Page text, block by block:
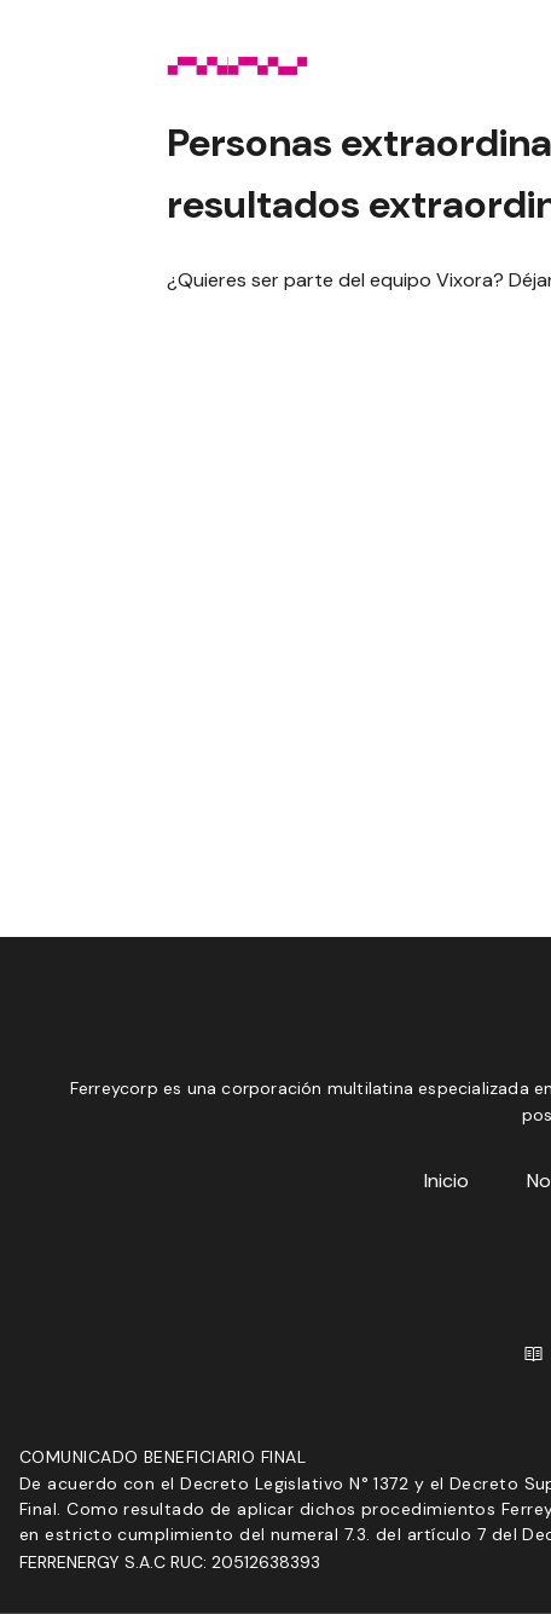
Personas
resultados
¿Quieres ser parte del equipo Vixora?
Ferreycorp es una corporación multilatina especializada
Inicio
COMUNICADO BENEFICIARIO FINAL
De acuerdo con el Decreto Legislativo N° 1372 y el Decreto
Final. Como resultado de aplicar dichos procedimientos
en estricto cumplimiento del numeral 7.3. del artículo 7 del
FERRENERGY S.A.C RUC: 20512638393